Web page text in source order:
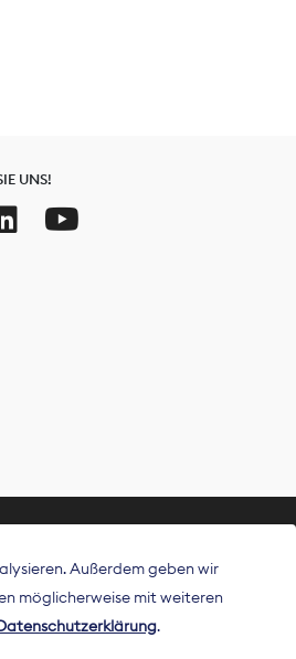
UNS!
Außerdem geben wir
möglicherweise mit weiteren
.